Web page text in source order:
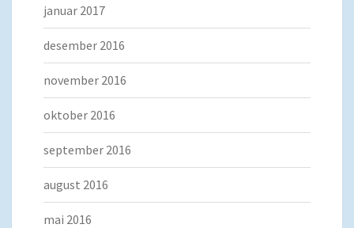
januar 2017
desember 2016
november 2016
oktober 2016
september 2016
august 2016
mai 2016